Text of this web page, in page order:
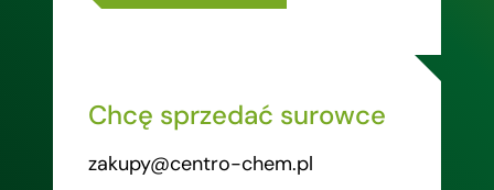
Chcę sprzedać surowce
zakupy@centro-chem.pl